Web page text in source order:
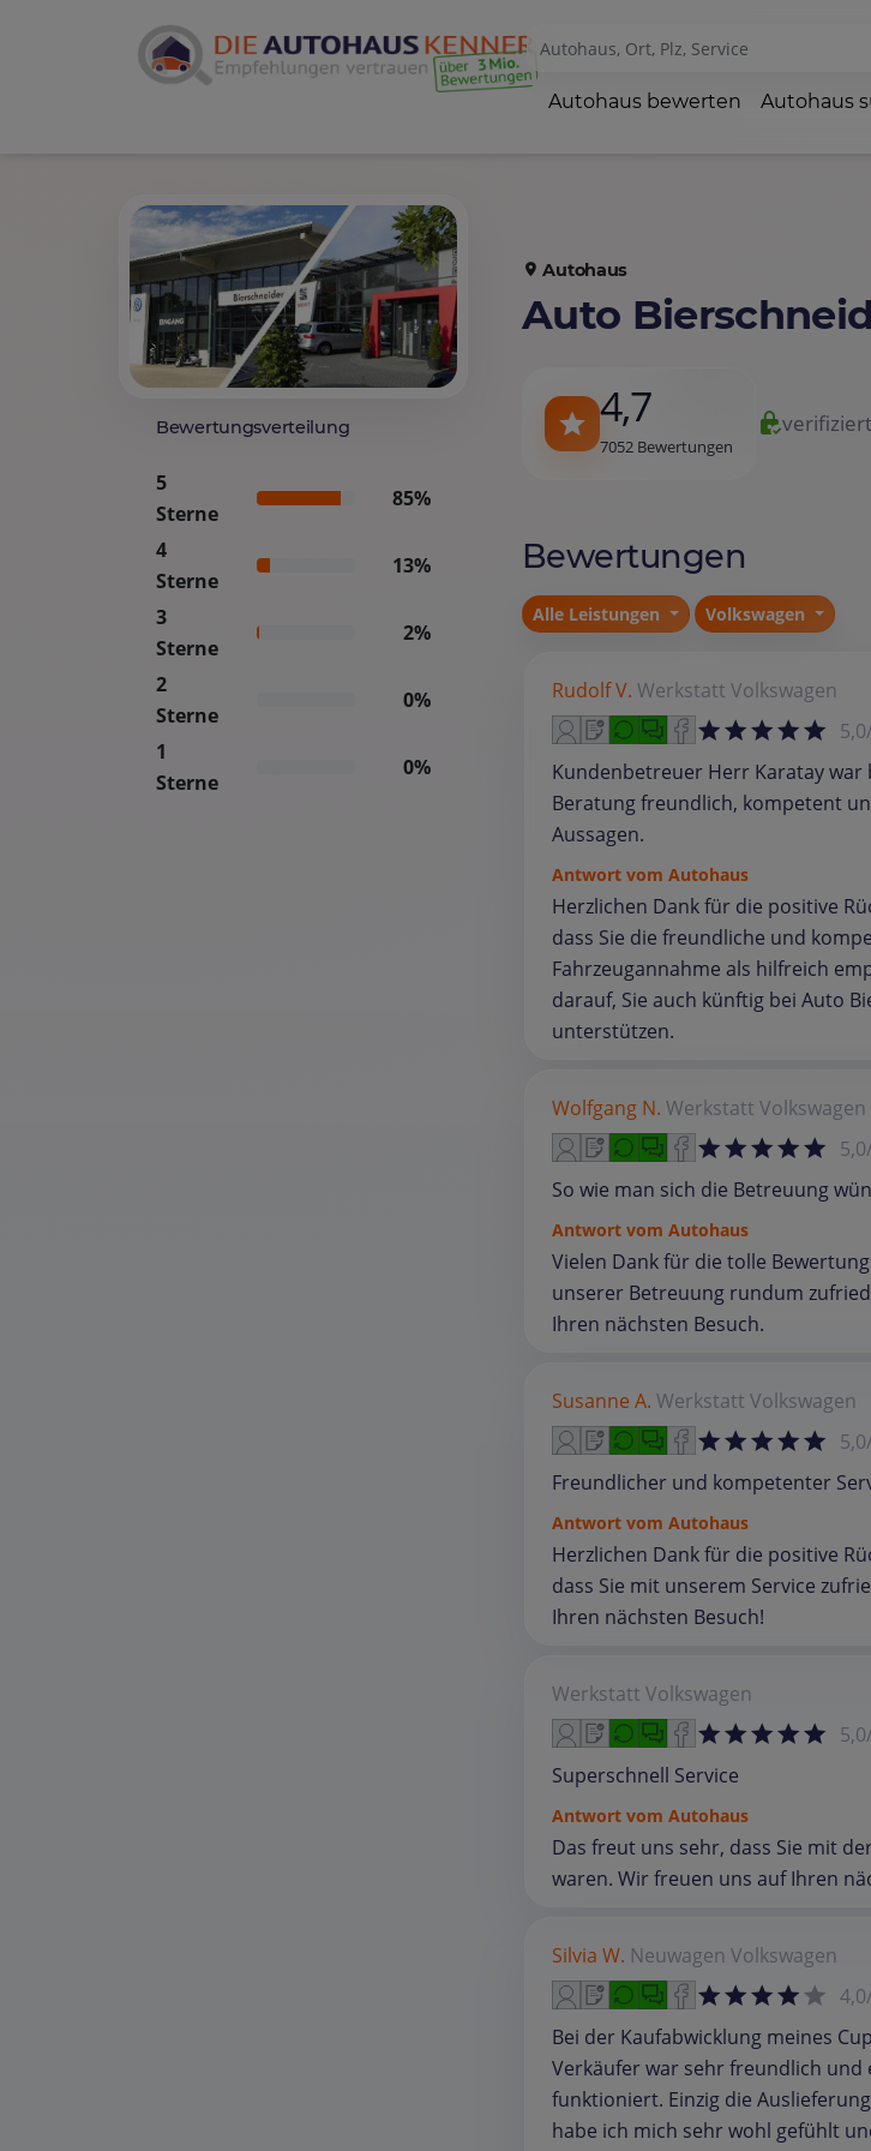
Autohaus bewerten Autohaus
Bewertungsverteilung
5
Sterne
85%
4
Sterne
13%
3
Sterne
2%
2
Sterne
0%
1
Sterne
0%
Autohaus
Auto
4,7
7052 Bewertungen
verifiziert
Bewertungen
Alle Leistungen Volkswagen
Rudolf V. Werkstatt Volkswagen
Kundenbetreuer Herr Karatay war
Beratung freundlich, kompetent
Aussagen.
Antwort vom Autohaus
Herzlichen Dank für die positive
dass Sie die freundliche und
Fahrzeugannahme als hilfreich
darauf, Sie auch künftig bei Auto
unterstützen.
Wolfgang N. Werkstatt Volkswagen
So wie man sich die Betreuung
Antwort vom Autohaus
Vielen Dank für die tolle
unserer Betreuung rundum
Ihren nächsten Besuch.
Susanne A. Werkstatt Volkswagen
Freundlicher und kompetenter
Antwort vom Autohaus
Herzlichen Dank für die positive
dass Sie mit unserem Service
Ihren nächsten Besuch!
Werkstatt Volkswagen
Superschnell Service
Antwort vom Autohaus
Das freut uns sehr, dass Sie mit
waren. Wir freuen uns auf Ihren
Silvia W. Neuwagen Volkswagen
Bei der Kaufabwicklung meines
Verkäufer war sehr freundlich
funktioniert. Einzig die
habe ich mich sehr wohl gefühlt